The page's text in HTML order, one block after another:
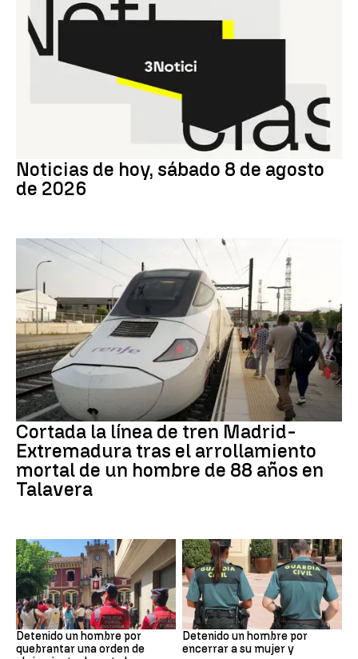
Noticias de hoy, sábado 8 de agosto
de 2026
Trenes
Cortada la línea de tren Madrid-
Extremadura tras el arrollamiento
mortal de un hombre de 88 años en
Talavera
Detenido
Detenido un hombre por
quebrantar una orden de
VIOLENCIA MACHISTA
Detenido un hombre por
encerrar a su mujer y